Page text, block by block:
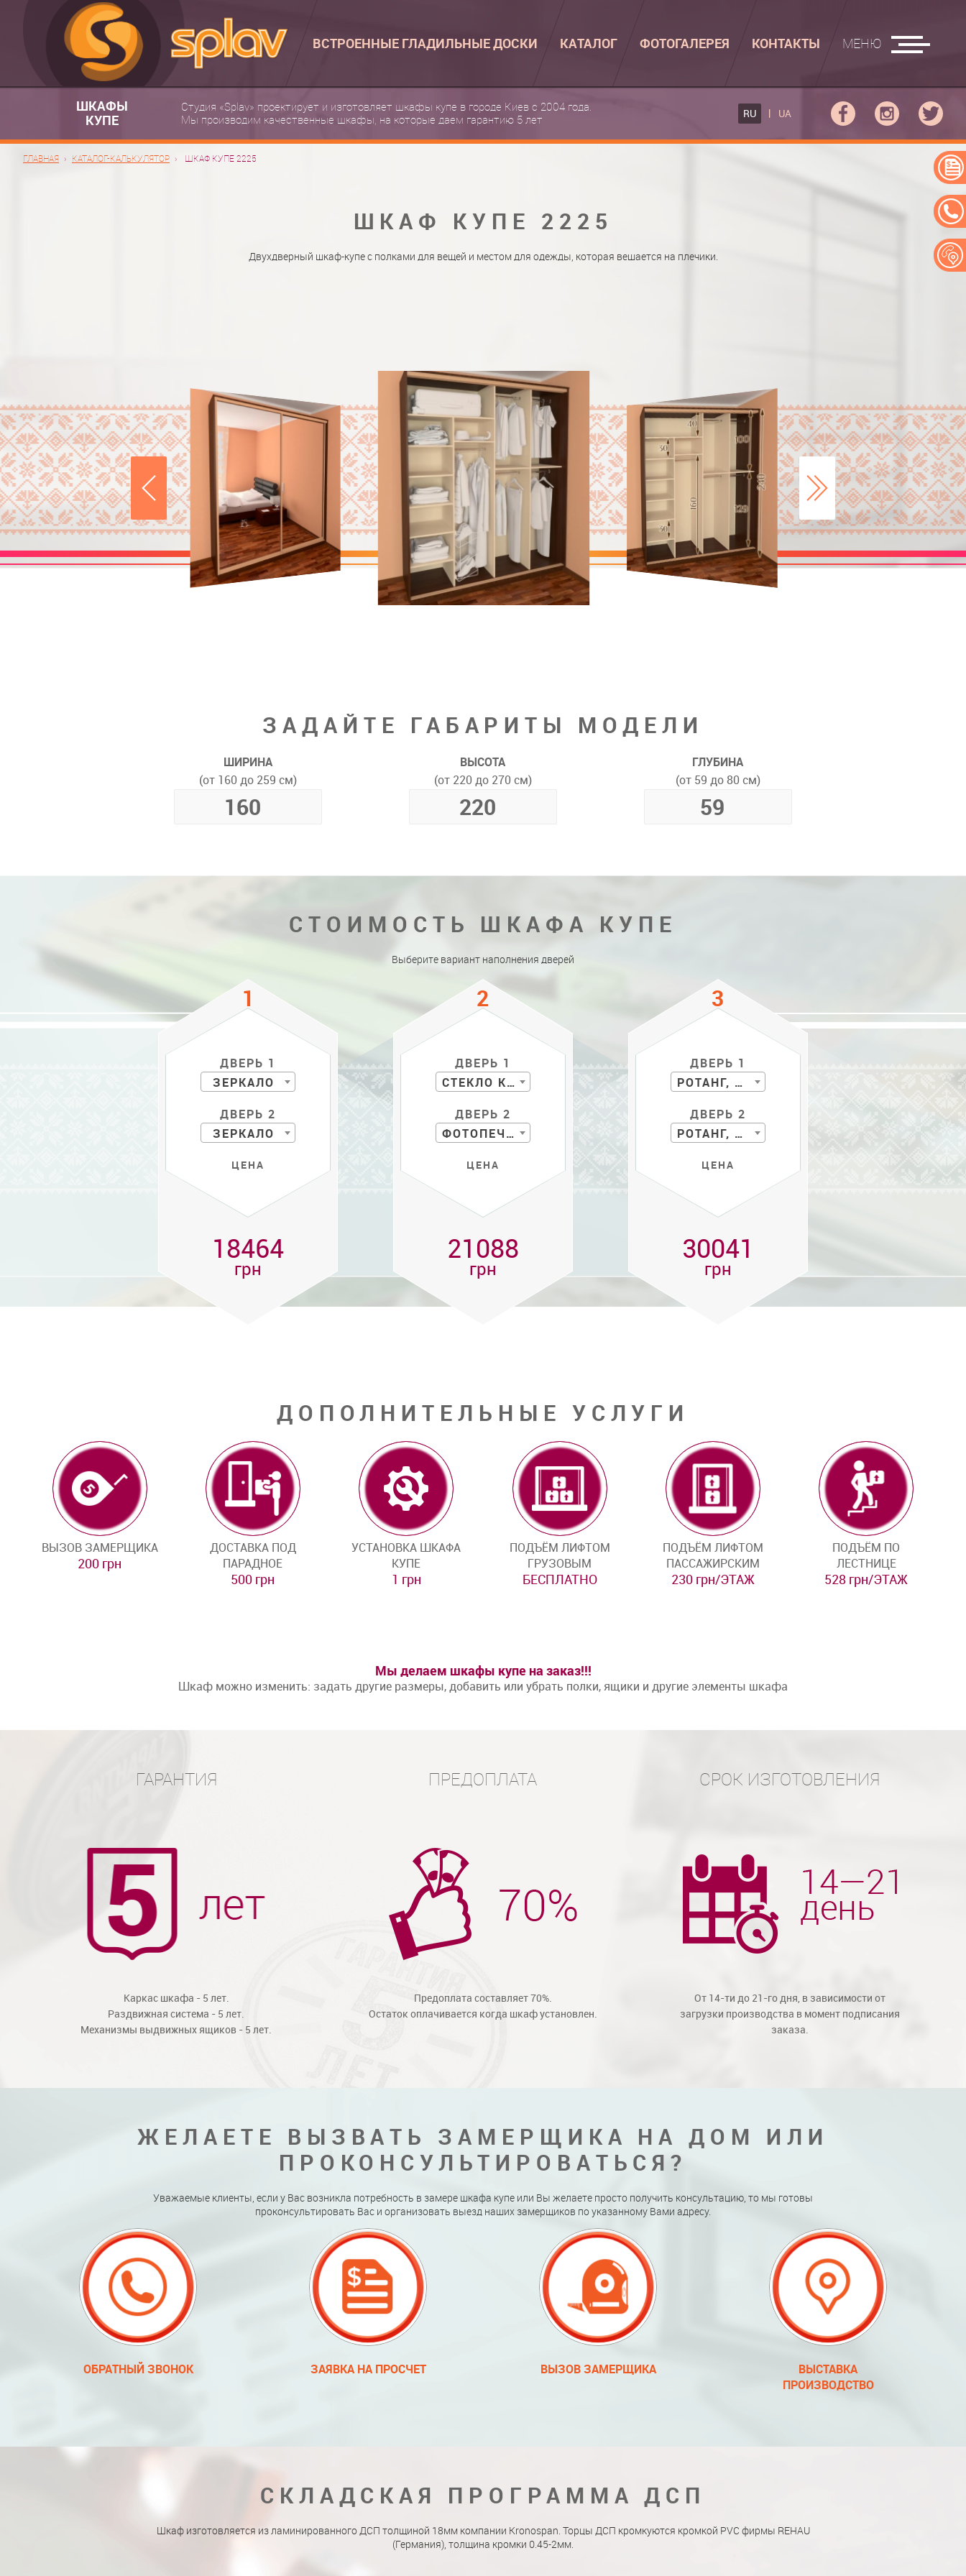
ВСТРОЕННЫЕ ГЛАДИЛЬНЫЕ ДОСКИ КАТАЛОГ ФОТОГАЛЕРЕЯ КОНТАКТЫ МЕНЮ
ШКАФЫ
КУПЕ
Студия «Splav» проектирует и изготовляет шкафы купе в городе Киев с 2004 года.
Мы производим качественные шкафы, на которые даем гарантию 5 лет
RU UA
ГЛАВНАЯ КАТАЛОГ-КАЛЬКУЛЯТОР ШКАФ КУПЕ 2225
ШКАФ КУПЕ 2225
Двухдверный шкаф-купе с полками для вещей и местом для одежды, которая вешается на плечики.
ЗАДАЙТЕ ГАБАРИТЫ МОДЕЛИ
ШИРИНА
(от 160 до 259 см)
ВЫСОТА
(от 220 до 270 см)
ГЛУБИНА
(от 59 до 80 см)
СТОИМОСТЬ ШКАФА КУПЕ
Выберите вариант наполнения дверей
ДВЕРЬ 1
ЗЕРКАЛО
ДВЕРЬ 2
ЗЕРКАЛО
ЦЕНА
18464
грн
ДВЕРЬ 1
СТЕКЛО КР. С РИС.
ДВЕРЬ 2
ФОТОПЕЧАТЬ
ЦЕНА
21088
грн
ДВЕРЬ 1
РОТАНГ, БАМБУК
ДВЕРЬ 2
РОТАНГ, БАМБУК
ЦЕНА
30041
грн
ДОПОЛНИТЕЛЬНЫЕ УСЛУГИ
ВЫЗОВ ЗАМЕРЩИКА
200 грн
ДОСТАВКА ПОД
ПАРАДНОЕ
500 грн
УСТАНОВКА ШКАФА
КУПЕ
1 грн
ПОДЪЁМ ЛИФТОМ
ГРУЗОВЫМ
БЕСПЛАТНО
ПОДЪЁМ ЛИФТОМ
ПАССАЖИРСКИМ
230 грн/ЭТАЖ
ПОДЪЁМ ПО
ЛЕСТНИЦЕ
528 грн/ЭТАЖ
Мы делаем шкафы купе на заказ!!!
Шкаф можно изменить: задать другие размеры, добавить или убрать полки, ящики и другие элементы шкафа
ГАРАНТИЯ
Каркас шкафа - 5 лет.
Раздвижная система - 5 лет.
Механизмы выдвижных ящиков - 5 лет.
ПРЕДОПЛАТА
Предоплата составляет 70%.
Остаток оплачивается когда шкаф установлен.
СРОК ИЗГОТОВЛЕНИЯ
От 14-ти до 21-го дня, в зависимости от
загрузки производства в момент подписания
заказа.
ЖЕЛАЕТЕ ВЫЗВАТЬ ЗАМЕРЩИКА НА ДОМ ИЛИ
ПРОКОНСУЛЬТИРОВАТЬСЯ?
Уважаемые клиенты, если у Вас возникла потребность в замере шкафа купе или Вы желаете просто получить консультацию, то мы готовы
проконсультировать Вас и организовать выезд наших замерщиков по указанному Вами адресу.
ОБРАТНЫЙ ЗВОНОК ЗАЯВКА НА ПРОСЧЕТ ВЫЗОВ ЗАМЕРЩИКА
ВЫСТАВКА
ПРОИЗВОДСТВО
СКЛАДСКАЯ ПРОГРАММА ДСП
Шкаф изготовляется из ламинированного ДСП толщиной 18мм компании Kronospan. Торцы ДСП кромкуются кромкой PVC фирмы REHAU
(Германия), толщина кромки 0.45-2мм.
ВСТРОЕННЫЕ ГЛАДИЛЬНЫЕ ДОСКИ
ФУРНИТУРА
О НАС